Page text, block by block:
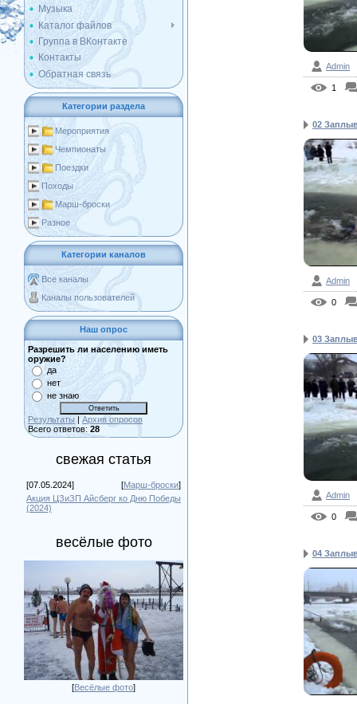
Музыка
Каталог файлов
Группа в ВКонтакте
Контакты
Обратная связь
Категории раздела
Мероприятия
Чемпионаты
Поездки
Походы
Марш-броски
Разное
Категории каналов
Все каналы
Каналы пользователей
Наш опрос
Разрешить ли населению иметь
оружие?
да
нет
не знаю
Результаты | Архив опросов
Всего ответов: 28
свежая статья
[07.05.2024] [Марш-броски]
Акция ЦЗиЗП Айсберг ко Дню Победы
(2024)
весёлые фото
[Весёлые фото]
Admin
1
02
Admin
0
03
Admin
0
04